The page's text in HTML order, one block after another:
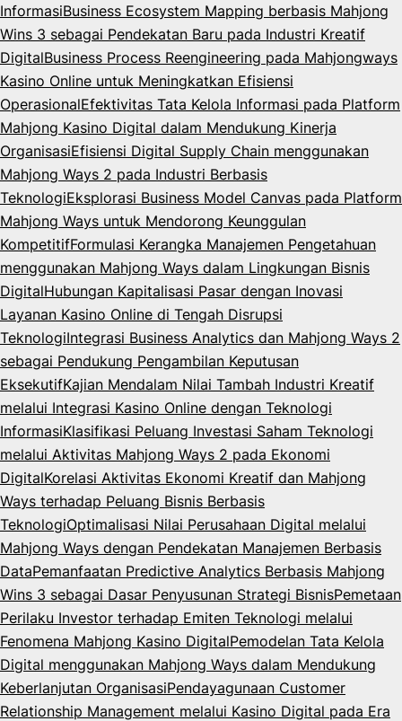
InformasiBusiness Ecosystem Mapping berbasis Mahjong
Wins 3 sebagai Pendekatan Baru pada Industri Kreatif
DigitalBusiness Process Reengineering pada Mahjongways
Kasino Online untuk Meningkatkan Efisiensi
OperasionalEfektivitas Tata Kelola Informasi pada Platform
Mahjong Kasino Digital dalam Mendukung Kinerja
OrganisasiEfisiensi Digital Supply Chain menggunakan
Mahjong Ways 2 pada Industri Berbasis
TeknologiEksplorasi Business Model Canvas pada Platform
Mahjong Ways untuk Mendorong Keunggulan
KompetitifFormulasi Kerangka Manajemen Pengetahuan
menggunakan Mahjong Ways dalam Lingkungan Bisnis
DigitalHubungan Kapitalisasi Pasar dengan Inovasi
Layanan Kasino Online di Tengah Disrupsi
TeknologiIntegrasi Business Analytics dan Mahjong Ways 2
sebagai Pendukung Pengambilan Keputusan
EksekutifKajian Mendalam Nilai Tambah Industri Kreatif
melalui Integrasi Kasino Online dengan Teknologi
InformasiKlasifikasi Peluang Investasi Saham Teknologi
melalui Aktivitas Mahjong Ways 2 pada Ekonomi
DigitalKorelasi Aktivitas Ekonomi Kreatif dan Mahjong
Ways terhadap Peluang Bisnis Berbasis
TeknologiOptimalisasi Nilai Perusahaan Digital melalui
Mahjong Ways dengan Pendekatan Manajemen Berbasis
DataPemanfaatan Predictive Analytics Berbasis Mahjong
Wins 3 sebagai Dasar Penyusunan Strategi BisnisPemetaan
Perilaku Investor terhadap Emiten Teknologi melalui
Fenomena Mahjong Kasino DigitalPemodelan Tata Kelola
Digital menggunakan Mahjong Ways dalam Mendukung
Keberlanjutan OrganisasiPendayagunaan Customer
Relationship Management melalui Kasino Digital pada Era